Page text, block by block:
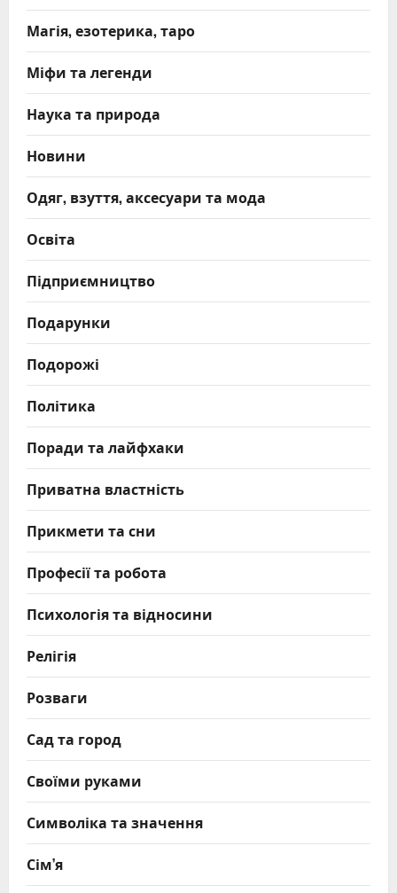
Магія, езотерика, таро
Міфи та легенди
Наука та природа
Новини
Одяг, взуття, аксесуари та мода
Освіта
Підприємництво
Подарунки
Подорожі
Політика
Поради та лайфхаки
Приватна властність
Прикмети та сни
Професії та робота
Психологія та відносини
Релігія
Розваги
Сад та город
Своїми руками
Символіка та значення
Сім’я